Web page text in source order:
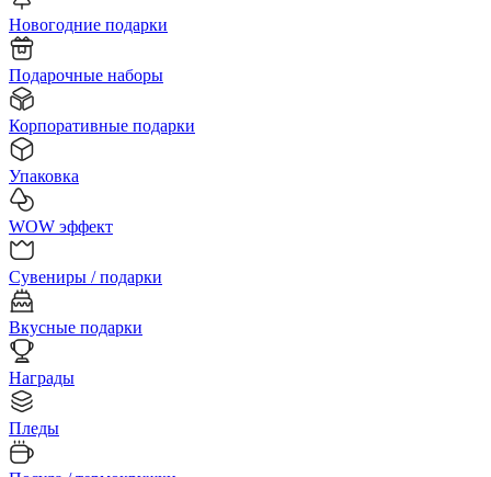
Новогодние подарки
Подарочные наборы
Корпоративные подарки
Упаковка
WOW эффект
Сувениры / подарки
Вкусные подарки
Награды
Пледы